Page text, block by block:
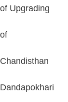
of Upgrading
of
Chandisthan
Dandapokhari